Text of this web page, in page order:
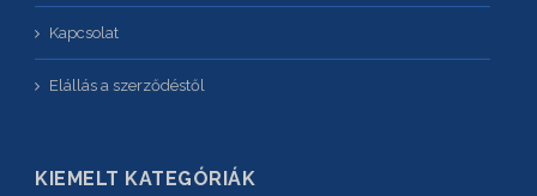
Kapcsolat
Elállás a szerződéstől
KIEMELT KATEGÓRIÁK